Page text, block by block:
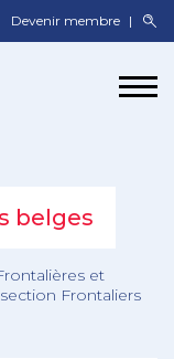
Devenir membre
belges
et
Frontaliers